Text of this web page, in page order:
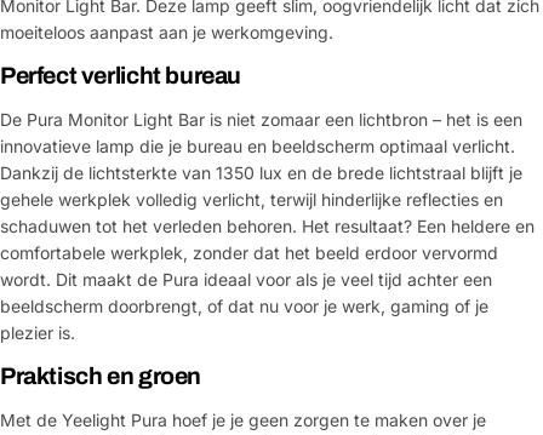
Monitor Light Bar. Deze lamp geeft slim, oogvriendelijk licht dat zich
moeiteloos aanpast aan je werkomgeving.
Perfect verlicht bureau
De Pura Monitor Light Bar is niet zomaar een lichtbron – het is een
innovatieve lamp die je bureau en beeldscherm optimaal verlicht.
Dankzij de lichtsterkte van 1350 lux en de brede lichtstraal blijft je
gehele werkplek volledig verlicht, terwijl hinderlijke reflecties en
schaduwen tot het verleden behoren. Het resultaat? Een heldere en
comfortabele werkplek, zonder dat het beeld erdoor vervormd
wordt. Dit maakt de Pura ideaal voor als je veel tijd achter een
beeldscherm doorbrengt, of dat nu voor je werk, gaming of je
plezier is.
Praktisch en groen
Met de Yeelight Pura hoef je je geen zorgen te maken over je